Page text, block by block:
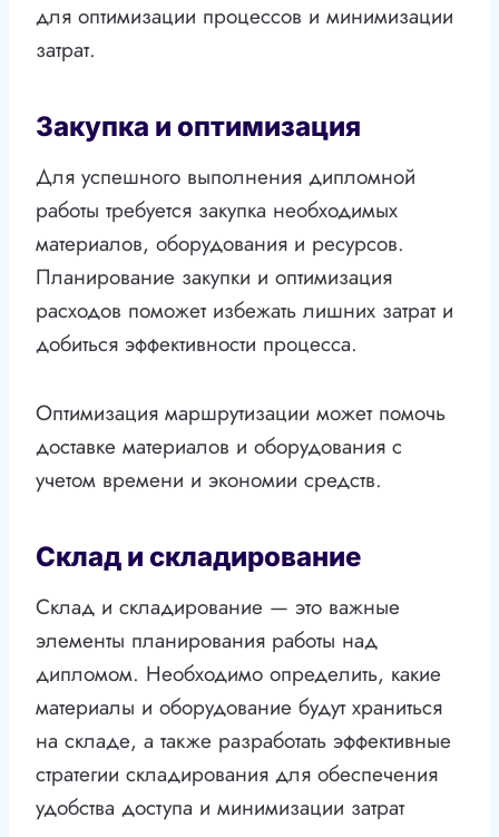
для оптимизации процессов и минимизации
затрат.
Закупка и оптимизация
Для успешного выполнения дипломной
работы требуется закупка необходимых
материалов, оборудования и ресурсов.
Планирование закупки и оптимизация
расходов поможет избежать лишних затрат и
добиться эффективности процесса.
Оптимизация маршрутизации может помочь
доставке материалов и оборудования с
учетом времени и экономии средств.
Склад и складирование
Склад и складирование — это важные
элементы планирования работы над
дипломом. Необходимо определить, какие
материалы и оборудование будут храниться
на складе, а также разработать эффективные
стратегии складирования для обеспечения
удобства доступа и минимизации затрат